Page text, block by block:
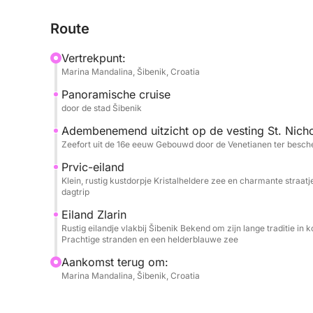
maar het vertrekpunt en -tijdstip zijn flexibel – dit
Terwijl de boot de haven verlaat, vaar je langs de
indrukwekkende fort St. Nicolaas. Vanaf daar
stoppen in Prvić of Zlarin voor een rustige
de relaxte eilandsfeer op te snuiven. Later
het water helder, kalm en uitnodigend is –
lekker te luieren in de zon.
Aan boord vindt u alles wat u nodig heeft voor
keuken, een toilet en snorkelspullen.
Geen strak schema. Geen haast.
Gewoon een ontspannen dag op zee, helemaal
Route
Vertrekpunt:
Marina Mandalina, Šibenik, Croatia
Panoramische cruise
door de stad Šibenik
Adembenemend uitzicht op de vesting St.
Zeefort uit de 16e eeuw Gebouwd door de Venetianen ter
Prvic-eiland
Klein, rustig kustdorpje Kristalheldere zee en charmante
dagtrip
Eiland Zlarin
Rustig eilandje vlakbij Šibenik Bekend om zijn lange traditie in
Prachtige stranden en een helderblauwe zee
Aankomst terug om:
Marina Mandalina, Šibenik, Croatia